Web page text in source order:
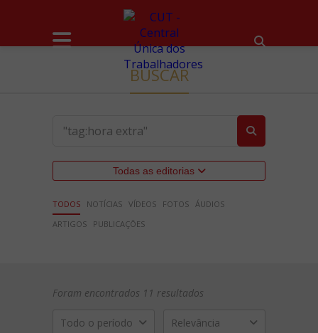
BUSCAR
Todas as editorias
TODOS NOTÍCIAS VÍDEOS FOTOS ÁUDIOS
ARTIGOS
PUBLICAÇÕES
Foram encontrados 11 resultados
Todo o período Relevância